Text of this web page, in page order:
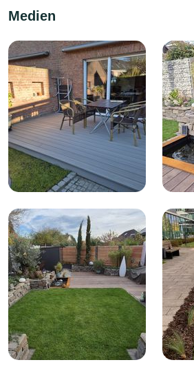
Medien